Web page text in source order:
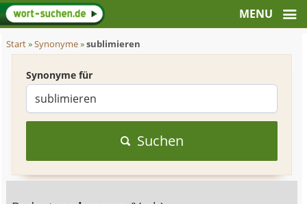
Start»Synonyme»sublimieren
Synonyme für
Suchen